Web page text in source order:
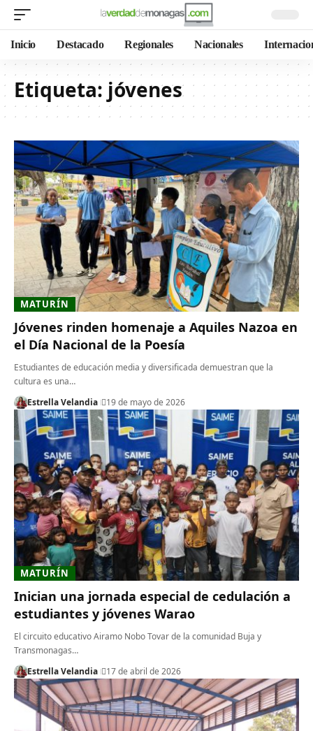
Inicio Destacado Regionales Nacionales
Etiqueta: jóvenes
MATURÍN
Jóvenes rinden homenaje a Aquiles Nazoa en
el Día Nacional de la Poesía
Estudiantes de educación media y diversificada demuestran que la
cultura es una…
Estrella Velandia
19 de mayo de 2026
MATURÍN
Inician una jornada especial de cedulación a
estudiantes y jóvenes Warao
El circuito educativo Airamo Nobo Tovar de la comunidad Buja y
Transmonagas…
Estrella Velandia
17 de abril de 2026